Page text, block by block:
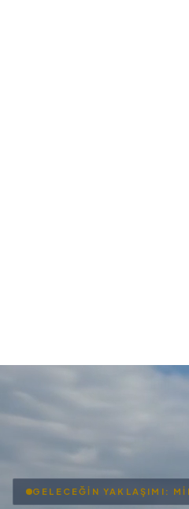
GELECEĞİN YAKLAŞIMI: